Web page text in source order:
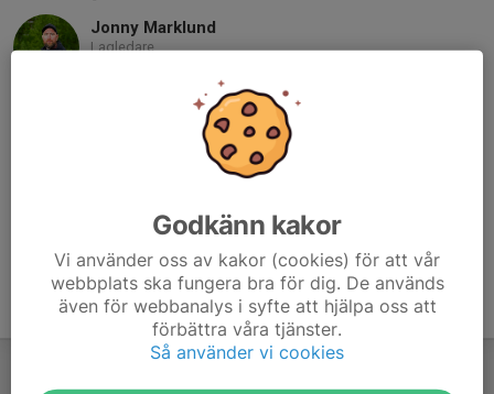
Jonny Marklund
Lagledare
Jonnymarklund@hotmail.com
Godkänn kakor
Vi använder oss av kakor (cookies) för att vår
webbplats ska fungera bra för dig. De används
även för webbanalys i syfte att hjälpa oss att
förbättra våra tjänster.
Så använder vi cookies